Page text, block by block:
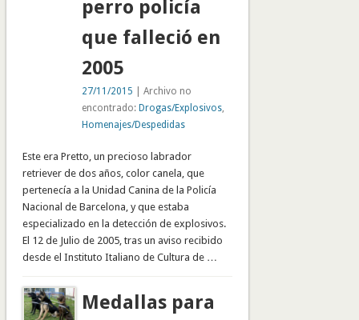
perro policía
que falleció en
2005
27/11/2015 | Archivo no
encontrado: Drogas/Explosivos,
Homenajes/Despedidas
Este era Pretto, un precioso labrador
retriever de dos años, color canela, que
pertenecía a la Unidad Canina de la Policía
Nacional de Barcelona, y que estaba
especializado en la detección de explosivos.
El 12 de Julio de 2005, tras un aviso recibido
desde el Instituto Italiano de Cultura de …
Medallas para